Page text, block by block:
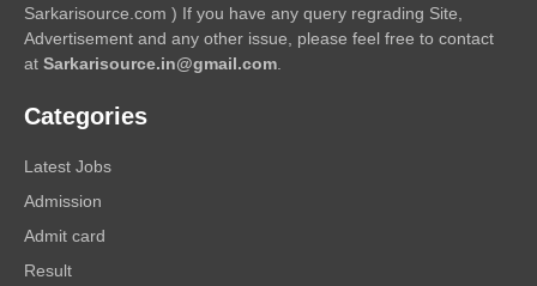
Sarkarisource.com ) If you have any query regrading Site,
Advertisement and any other issue, please feel free to contact
at Sarkarisource.in@gmail.com
Categories
Latest Jobs
Admission
Admit card
Result